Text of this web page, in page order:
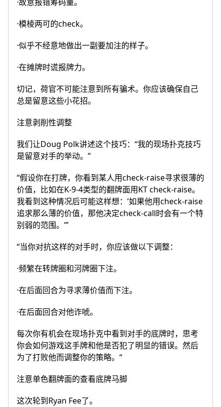
·模棱两可的check。
·似乎不经意地做出一副要加注的样子。
·在摊牌时谎报牌力。
切记，荷官不可能注意到所有骗术。你应该确保自己
总是留意这些小花招。
注意剥削性调整
我们让Doug Polk讲述这个技巧：“我的现场扑克技巧
是留意对手的举动。”
“假设你在打牌，你看到某人用check-raise寻求很薄的
价值，比如在K-9-4类型的翻牌面用KT check-raise。
我看到这种情况后可能这样想：’如果他用check-raise
追求那么薄的价值，那他决定check-call时会有一个特
别弱的范围。’”
“当你对抗这样的对手时，你应该做以下调整：
·频繁在转牌圈和河牌圈下注。
·在后面回合为寻求薄价值而下注。
·在后面回合对他诈唬。
每次你有机会在现场扑克中看到对手的底牌时，思考
你会如何游戏这手牌和他是否犯了明显的错误。然后
为了打败他而调整你的策略。“
注意单色翻牌面的查看底牌马脚
这次轮到Ryan Fee了。